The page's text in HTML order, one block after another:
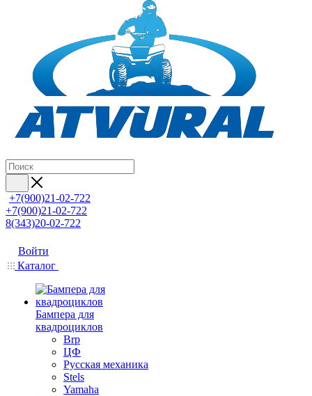
+7(900)21-02-722
+7(900)21-02-722
8(343)20-02-722
Войти
Каталог
Бампера для
квадроциклов
Brp
ЦФ
Русская механика
Stels
Yamaha